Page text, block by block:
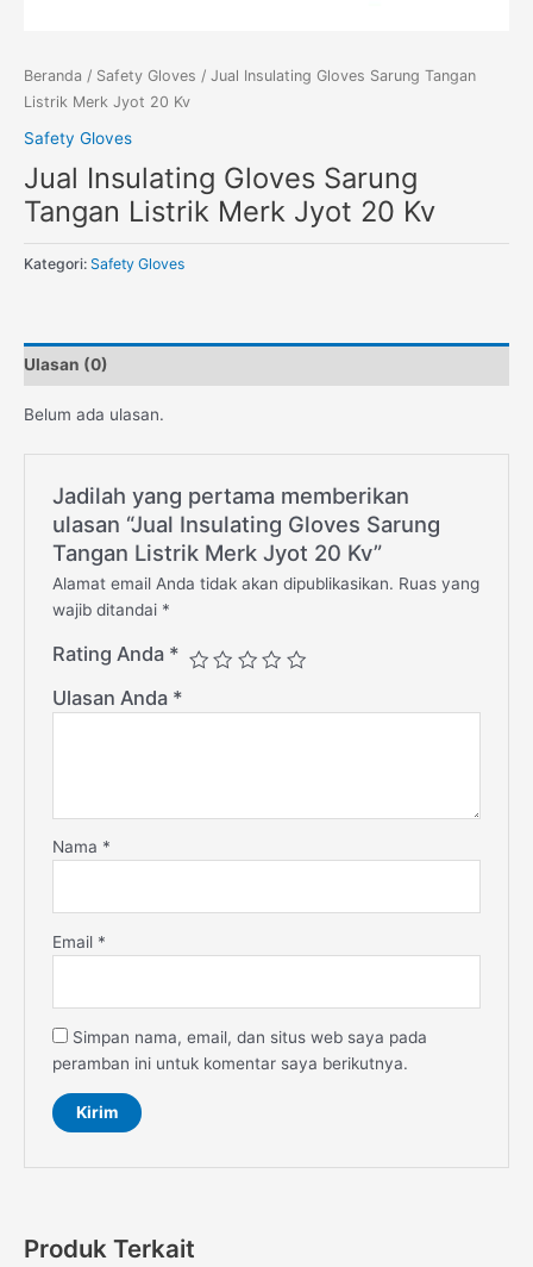
Beranda / Safety Gloves / Jual Insulating Gloves Sarung Tangan
Listrik Merk Jyot 20 Kv
Safety Gloves
Jual Insulating Gloves Sarung
Tangan Listrik Merk Jyot 20 Kv
Kategori: Safety Gloves
Ulasan (0)
Belum ada ulasan.
Jadilah yang pertama memberikan
ulasan “Jual Insulating Gloves Sarung
Tangan Listrik Merk Jyot 20 Kv”
Alamat email Anda tidak akan dipublikasikan. Ruas yang
wajib ditandai *
Rating Anda *
Ulasan Anda *
Nama *
Email *
Simpan nama, email, dan situs web saya pada
peramban ini untuk komentar saya berikutnya.
Produk Terkait